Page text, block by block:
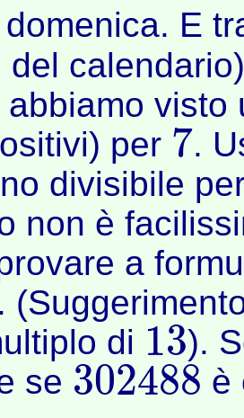
domenica. E
del
abbiamo
per 7
7
.
divisibile
non è
a
.
di 13
13
).
se 302488
302488 è